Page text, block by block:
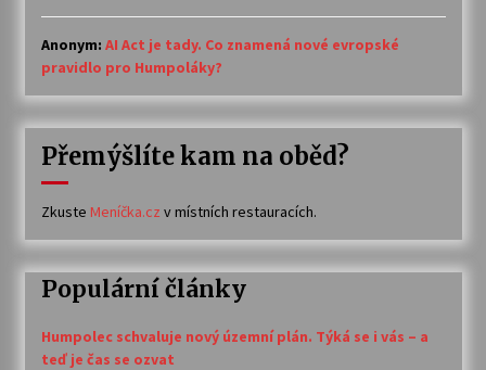
Anonym: AI Act je tady. Co znamená nové evropské
pravidlo pro Humpoláky?
Přemýšlíte kam na oběd?
Zkuste Meníčka.cz v místních restauracích.
Populární články
Humpolec schvaluje nový územní plán. Týká se i vás – a
teď je čas se ozvat